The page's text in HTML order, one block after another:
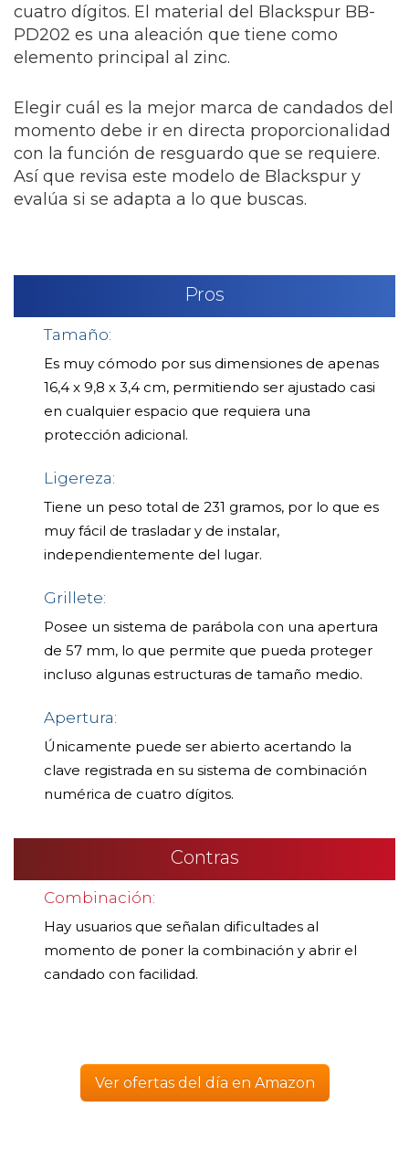
cuatro dígitos. El material del Blackspur BB-
PD202 es una aleación que tiene como
elemento principal al zinc.
Elegir cuál es la mejor marca de candados del
momento debe ir en directa proporcionalidad
con la función de resguardo que se requiere.
Así que revisa este modelo de Blackspur y
evalúa si se adapta a lo que buscas.
Pros
Tamaño:
Es muy cómodo por sus dimensiones de apenas
16,4 x 9,8 x 3,4 cm, permitiendo ser ajustado casi
en cualquier espacio que requiera una
protección adicional.
Ligereza:
Tiene un peso total de 231 gramos, por lo que es
muy fácil de trasladar y de instalar,
independientemente del lugar.
Grillete:
Posee un sistema de parábola con una apertura
de 57 mm, lo que permite que pueda proteger
incluso algunas estructuras de tamaño medio.
Apertura:
Únicamente puede ser abierto acertando la
clave registrada en su sistema de combinación
numérica de cuatro dígitos.
Contras
Combinación:
Hay usuarios que señalan dificultades al
momento de poner la combinación y abrir el
candado con facilidad.
Ver ofertas del día en Amazon